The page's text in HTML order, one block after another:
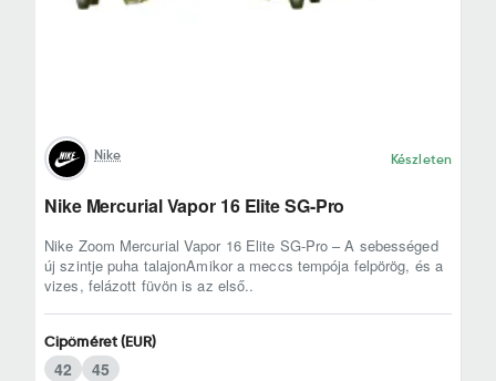
Nike Készleten
Nike Mercurial Vapor 16 Elite SG-Pro
Nike Zoom Mercurial Vapor 16 Elite SG-Pro – A sebességed
új szintje puha talajonAmikor a meccs tempója felpörög, és a
vizes, felázott füvön is az első..
Cipőméret (EUR)
42 45